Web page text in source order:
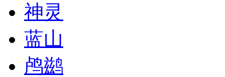
神灵
蓝山
鸬鹚